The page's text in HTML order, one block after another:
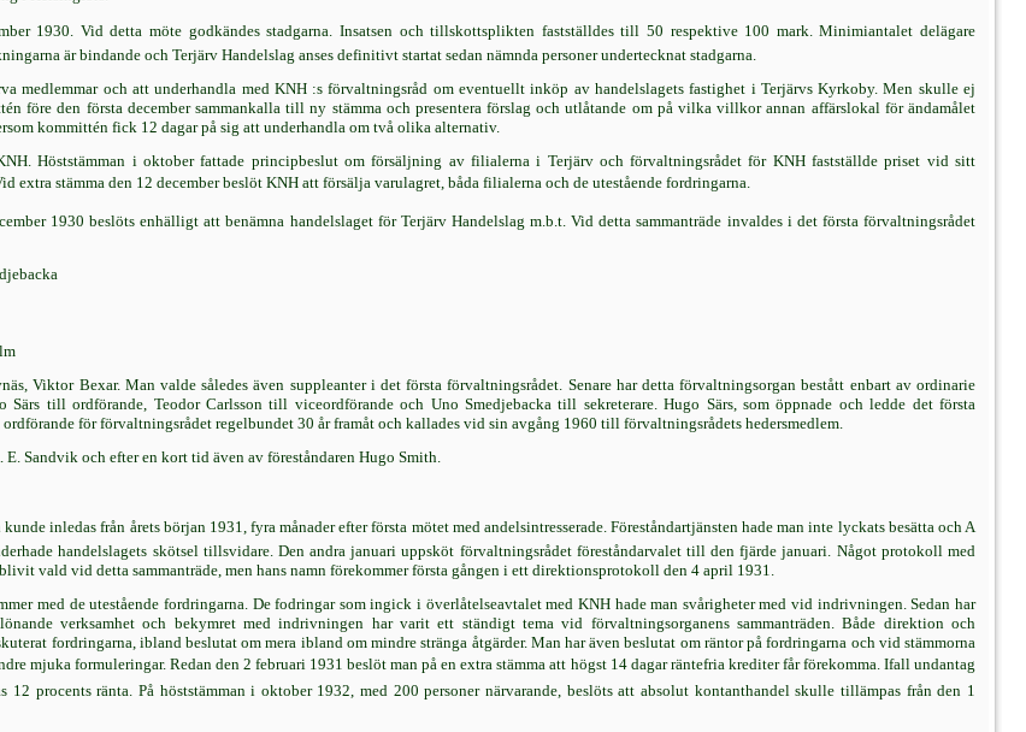
1930. Vid detta möte godkändes stadgarna. Insatsen och tillskottsplikten fastställdes till 50 respektive 100 mark. Minimiantalet delägare
är bindande och Terjärv Handelslag anses definitivt startat sedan nämnda personer undertecknat stadgarna.
medlemmar och att underhandla med KNH :s förvaltningsråd om eventuellt inköp av handelslagets fastighet i Terjärvs Kyrkoby. Men skulle ej
före den första december sammankalla till ny stämma och presentera förslag och utlåtande om på vilka villkor annan affärslokal för ändamålet
kommittén fick 12 dagar på sig att underhandla om två olika alternativ.
Höststämman i oktober fattade principbeslut om försäljning av filialerna i Terjärv och förvaltningsrådet för KNH fastställde priset vid sitt
extra stämma den 12 december beslöt KNH att försälja varulagret, båda filialerna och de utestående fordringarna.
1930 beslöts enhälligt att benämna handelslaget för Terjärv Handelslag m.b.t. Vid detta sammanträde invaldes i det första förvaltningsrådet
Viktor Bexar. Man valde således även suppleanter i det första förvaltningsrådet. Senare har detta förvaltningsorgan bestått enbart av ordinarie
Särs till ordförande, Teodor Carlsson till viceordförande och Uno Smedjebacka till sekreterare. Hugo Särs, som öppnade och ledde det första
för förvaltningsrådet regelbundet 30 år framåt och kallades vid sin avgång 1960 till förvaltningsrådets hedersmedlem.
Sandvik och efter en kort tid även av föreståndaren Hugo Smith.
inledas från årets början 1931, fyra månader efter första mötet med andelsintresserade. Föreståndartjänsten hade man inte lyckats besätta och A
handelslagets skötsel tillsvidare. Den andra januari uppsköt förvaltningsrådet föreståndarvalet till den fjärde januari. Något protokoll med
vald vid detta sammanträde, men hans namn förekommer första gången i ett direktionsprotokoll den 4 april 1931.
med de utestående fordringarna. De fodringar som ingick i överlåtelseavtalet med KNH hade man svårigheter med vid indrivningen. Sedan har
verksamhet och bekymret med indrivningen har varit ett ständigt tema vid förvaltningsorganens sammanträden. Både direktion och
fordringarna, ibland beslutat om mera ibland om mindre stränga åtgärder. Man har även beslutat om räntor på fordringarna och vid stämmorna
mjuka formuleringar. Redan den 2 februari 1931 beslöt man på en extra stämma att högst 14 dagar räntefria krediter får förekomma. Ifall undantag
12 procents ränta. På höststämman i oktober 1932, med 200 personer närvarande, beslöts att absolut kontanthandel skulle tillämpas från den 1